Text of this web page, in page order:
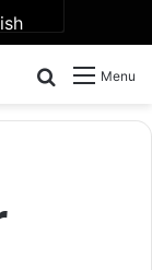
Menu
Search for